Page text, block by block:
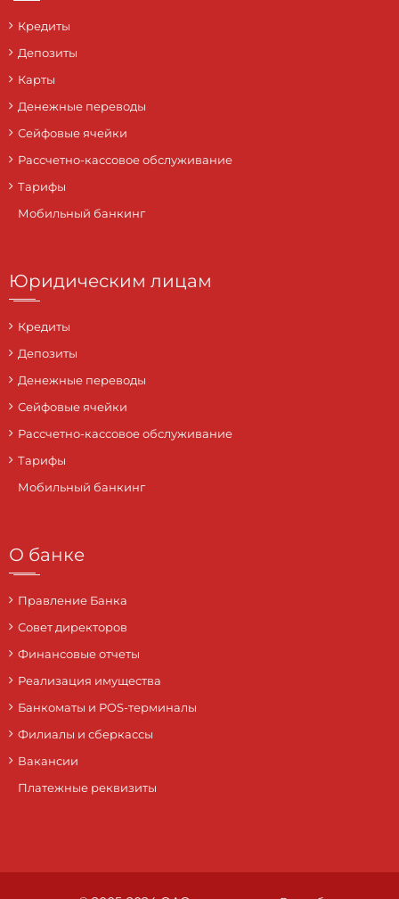
Кредиты
Депозиты
Карты
Денежные переводы
Сейфовые ячейки
Рассчетно-кассовое обслуживание
Тарифы
Мобильный банкинг
Юридическим лицам
Кредиты
Депозиты
Денежные переводы
Сейфовые ячейки
Рассчетно-кассовое обслуживание
Тарифы
Мобильный банкинг
О банке
Правление Банка
Совет директоров
Финансовые отчеты
Реализация имущества
Банкоматы и POS-терминалы
Филиалы и сберкассы
Вакансии
Платежные реквизиты